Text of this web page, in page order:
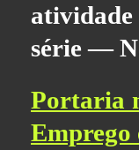
série —
Portaria
Emprego